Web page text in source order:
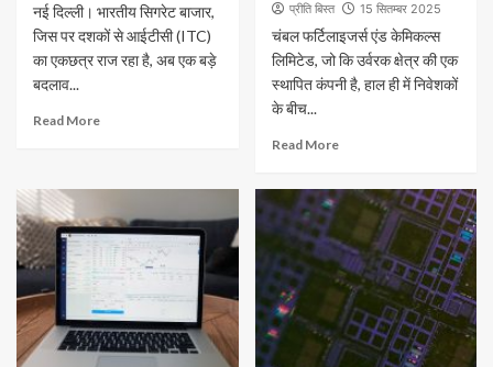
नई दिल्ली। भारतीय सिगरेट बाजार,
जिस पर दशकों से आईटीसी (ITC)
का एकछत्र राज रहा है, अब एक बड़े
बदलाव...
Read More
प्रीति बिस्त 15 सितम्बर 2025
चंबल फर्टिलाइजर्स एंड केमिकल्स
लिमिटेड, जो कि उर्वरक क्षेत्र की एक
स्थापित कंपनी है, हाल ही में निवेशकों
के बीच...
Read More